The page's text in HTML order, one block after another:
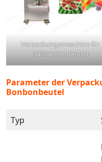
Verpackungsmaschine für
Süßigkeitenbeutel
Parameter der
Bonbonbeutel
Typ